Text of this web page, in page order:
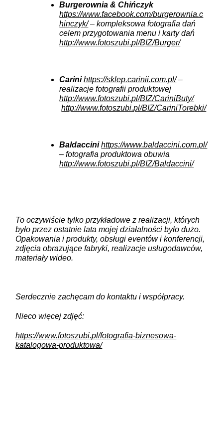
Burgerownia & Chińczyk
https://www.facebook.com/burgerownia.c
hinczyk/– kompleksowa fotografia dań
celem przygotowania menu i karty dań
http://www.fotoszubi.pl/BIZ/Burger/
Carinihttps://sklep.carinii.com.pl/–
realizacje fotografii produktowej
http://www.fotoszubi.pl/BIZ/CariniButy/
http://www.fotoszubi.pl/BIZ/CariniTorebki/
Baldaccini https://www.baldaccini.com.pl/
– fotografia produktowa obuwia
http://www.fotoszubi.pl/BIZ/Baldaccini/
To oczywiście tylko przykładowe z realizacji, których
było przez ostatnie lata mojej działalności było dużo.
Opakowania i produkty, obsługi eventów i konferencji,
zdjęcia obrazujące fabryki, realizacje usługodawców,
materiały wideo.
Serdecznie zachęcam do kontaktu i współpracy.
Nieco więcej zdjęć:
https://www.fotoszubi.pl/fotografia-biznesowa-
katalogowa-produktowa/